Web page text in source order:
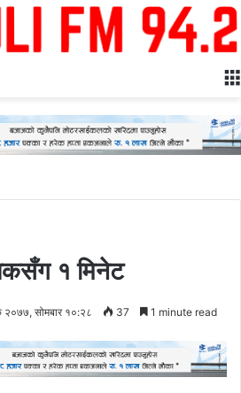
१ मिनेट
२०७७, सोमबार १०:२८ 37 1 minute read